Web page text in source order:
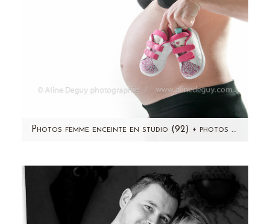
Photos femme enceinte en studio (92) + photos nouveau-né à domicile Bois colombes
de mars! J'étais impressionnée par la taille de
ce petit…